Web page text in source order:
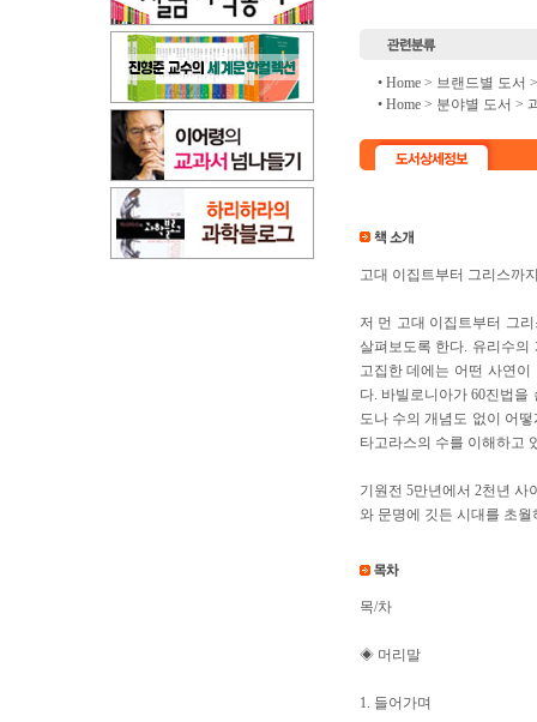
• Home > 브랜드별 도서
• Home > 분야별 도서 >
고대 이집트부터 그리스까
저 먼 고대 이집트부터 그
살펴보도록 한다. 유리수
고집한 데에는 어떤 사연이
다. 바빌로니아가 60진법을
도나 수의 개념도 없이 어
타고라스의 수를 이해하고
기원전 5만년에서 2천년 사
와 문명에 깃든 시대를 초
목/차
◈ 머리말
1. 들어가며